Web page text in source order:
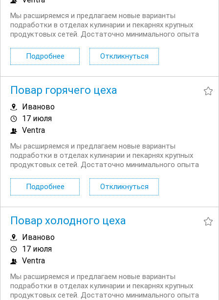
Мы расширяемся и предлагаем новые варианты
подработки в отделах кулинарии и пекарнях крупных
продуктовых сетей. Достаточно минимального опыта
медицинской книжки Бесплатное обучение. Нет опыта?
Не беда! Введем в курс дела, подскажем,...
Подробнее Откликнуться
Повар горячего цеха
Иваново
17 июля
Ventra
Мы расширяемся и предлагаем новые варианты
подработки в отделах кулинарии и пекарнях крупных
продуктовых сетей. Достаточно минимального опыта
медицинской книжки Бесплатное обучение. Нет опыта?
Не беда! Введем в курс дела, подскажем,...
Подробнее Откликнуться
Повар холодного цеха
Иваново
17 июля
Ventra
Мы расширяемся и предлагаем новые варианты
подработки в отделах кулинарии и пекарнях крупных
продуктовых сетей. Достаточно минимального опыта